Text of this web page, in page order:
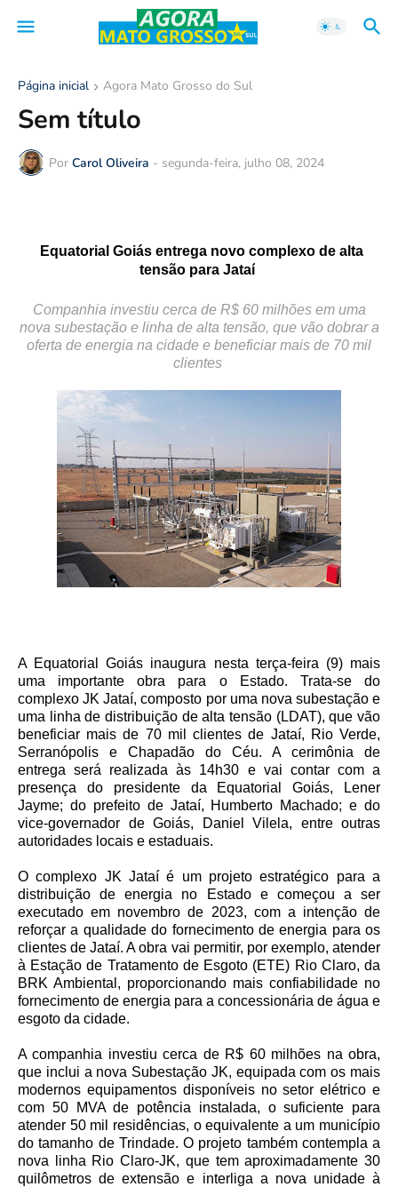
Página inicial Agora Mato Grosso do Sul
Sem título
Por Carol Oliveira - segunda-feira, julho 08, 2024
Equatorial Goiás entrega novo complexo de alta
tensão para Jataí
Companhia investiu cerca de R$ 60 milhões em uma
nova subestação e linha de alta tensão, que vão dobrar a
oferta de energia na cidade e beneficiar mais de 70 mil
clientes
A Equatorial Goiás inaugura nesta terça-feira (9) mais
uma importante obra para o Estado. Trata-se do
complexo JK Jataí, composto por uma nova subestação e
uma linha de distribuição de alta tensão (LDAT), que vão
beneficiar mais de 70 mil clientes de Jataí, Rio Verde,
Serranópolis e Chapadão do Céu. A cerimônia de
entrega será realizada às 14h30 e vai contar com a
presença do presidente da Equatorial Goiás, Lener
Jayme; do prefeito de Jataí, Humberto Machado; e do
vice-governador de Goiás, Daniel Vilela, entre outras
autoridades locais e estaduais.
O complexo JK Jataí é um projeto estratégico para a
distribuição de energia no Estado e começou a ser
executado em novembro de 2023, com a intenção de
reforçar a qualidade do fornecimento de energia para os
clientes de Jataí. A obra vai permitir, por exemplo, atender
à Estação de Tratamento de Esgoto (ETE) Rio Claro, da
BRK Ambiental, proporcionando mais confiabilidade no
fornecimento de energia para a concessionária de água e
esgoto da cidade.
A companhia investiu cerca de R$ 60 milhões na obra,
que inclui a nova Subestação JK, equipada com os mais
modernos equipamentos disponíveis no setor elétrico e
com 50 MVA de potência instalada, o suficiente para
atender 50 mil residências, o equivalente a um município
do tamanho de Trindade. O projeto também contempla a
nova linha Rio Claro-JK, que tem aproximadamente 30
quilômetros de extensão e interliga a nova unidade à